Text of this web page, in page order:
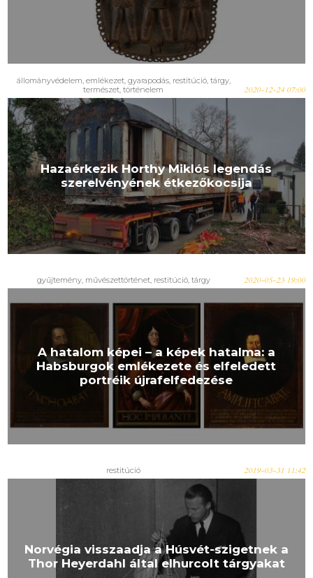
állományvédelem emlékezet, gyarapodás, restitúció, tárgy,
természet történelem 2020-12-24 07:00
Hazaérkezik Horthy Miklós legendás
szerelvényének étkezőkocsija
gyűjtemény, művészettörténet, restitúció, tárgy 2020-05-23 19:00
A hatalom képei – a képek hatalma: a
Habsburgok emlékezete és elfeledett
portréik újrafelfedezése
restitúció 2019-03-31 11:42
Norvégia visszaadja a Húsvét-szigetnek a
Thor Heyerdahl által elhurcolt tárgyakat